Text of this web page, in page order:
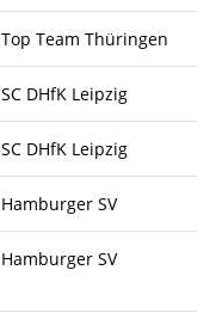
Top Team Thüringen
SC DHfK Leipzig
SC DHfK Leipzig
Hamburger SV
Hamburger SV